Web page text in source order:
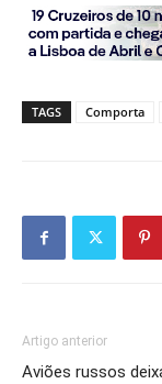
TAGS Comporta
Artigo anterior
Aviões russos